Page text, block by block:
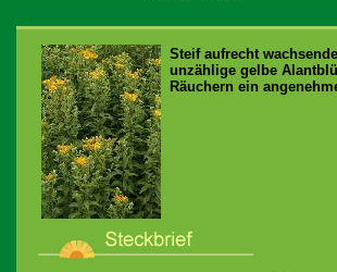
Steif aufrecht
unzählige gelbe
Räuchern ein